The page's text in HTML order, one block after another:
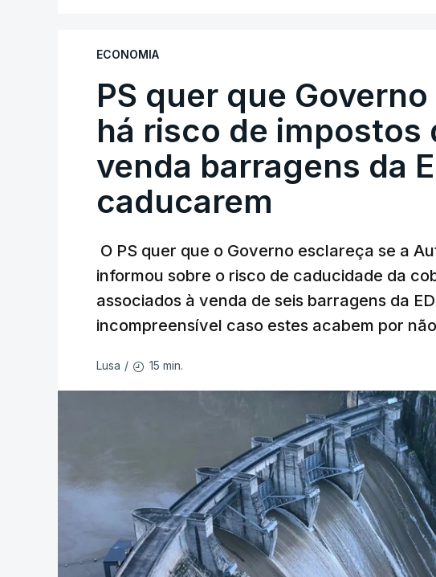
ECONOMIA
PS quer que
há risco de impostos
venda barragens da
caducarem
O PS quer que o Governo esclareça se a
informou sobre o risco de caducidade da
associados à venda de seis barragens da
incompreensível caso estes acabem por
Lusa / 15 min.